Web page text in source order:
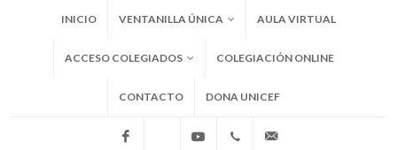
INICIO VENTANILLA ÚNICA AULA VIRTUAL
ACCESO COLEGIADOS COLEGIACIÓN ONLINE
CONTACTO DONA UNICEF
Facebook Youtube +34983210329